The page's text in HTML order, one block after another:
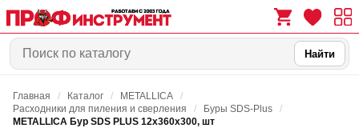
0
Найти
Главная / Каталог / METALLICA
/
Расходники для пиления и сверления
/ Буры SDS-Plus
/
METALLICA Бур SDS PLUS 12х360х300, шт